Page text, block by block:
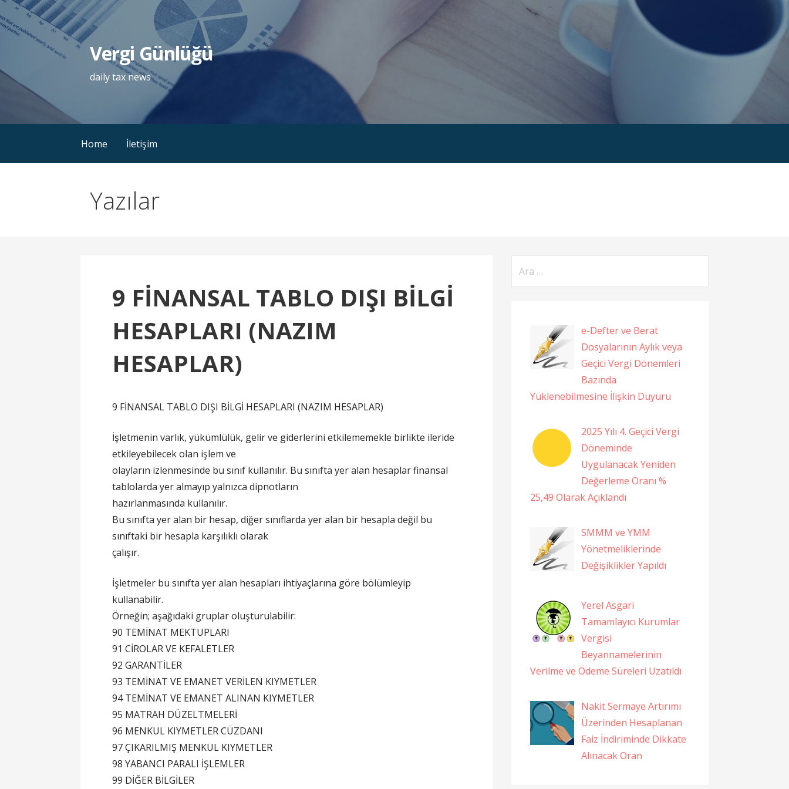
İçeriğe
atla
Vergi Günlüğü
daily tax news
Home İletişim
Yazılar
9 FİNANSAL TABLO DIŞI BİLGİ
HESAPLARI (NAZIM
HESAPLAR)
9 FİNANSAL TABLO DIŞI BİLGİ HESAPLARI (NAZIM HESAPLAR)
İşletmenin varlık, yükümlülük, gelir ve giderlerini etkilememekle birlikte ileride
etkileyebilecek olan işlem ve
olayların izlenmesinde bu sınıf kullanılır. Bu sınıfta yer alan hesaplar finansal
tablolarda yer almayıp yalnızca dipnotların
hazırlanmasında kullanılır.
Bu sınıfta yer alan bir hesap, diğer sınıflarda yer alan bir hesapla değil bu
sınıftaki bir hesapla karşılıklı olarak
çalışır.
İşletmeler bu sınıfta yer alan hesapları ihtiyaçlarına göre bölümleyip
kullanabilir.
Örneğin; aşağıdaki gruplar oluşturulabilir:
90 TEMİNAT MEKTUPLARI
91 CİROLAR VE KEFALETLER
92 GARANTİLER
93 TEMİNAT VE EMANET VERİLEN KIYMETLER
94 TEMİNAT VE EMANET ALINAN KIYMETLER
95 MATRAH DÜZELTMELERİ
96 MENKUL KIYMETLER CÜZDANI
97 ÇIKARILMIŞ MENKUL KIYMETLER
98 YABANCI PARALI İŞLEMLER
99 DİĞER BİLGİLER
e-Defter ve Berat
Dosyalarının Aylık veya
Geçici Vergi Dönemleri
Bazında
Yüklenebilmesine İlişkin Duyuru
2025 Yılı 4. Geçici Vergi
Döneminde
Uygulanacak Yeniden
Değerleme Oranı %
25,49 Olarak Açıklandı
SMMM ve YMM
Yönetmeliklerinde
Değişiklikler Yapıldı
Yerel Asgari
Tamamlayıcı Kurumlar
Vergisi
Beyannamelerinin
Verilme ve Ödeme Süreleri Uzatıldı
Nakit Sermaye Artırımı
Üzerinden Hesaplanan
Faiz İndiriminde Dikkate
Alınacak Oran